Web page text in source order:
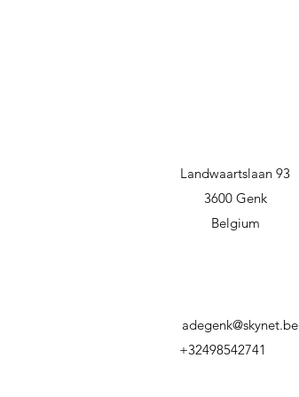
Landwaartslaan 93
3600 Genk
Belgium
adegenk@skynet.be
+32498542741